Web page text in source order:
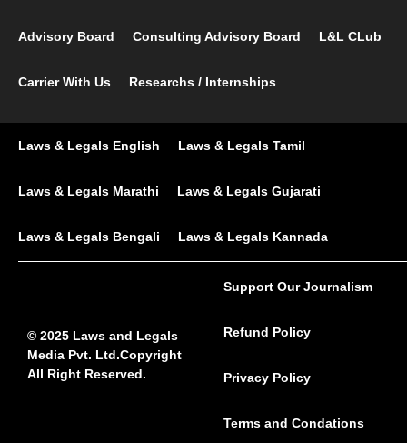
Advisory Board Consulting Advisory Board L&L CLub
Carrier With Us Researchs / Internships
Laws & Legals English Laws & Legals Tamil
Laws & Legals Marathi Laws & Legals Gujarati
Laws & Legals Bengali Laws & Legals Kannada
© 2025 Laws and Legals
Media Pvt. Ltd.Copyright
All Right Reserved.
Support Our Journalism
Refund Policy
Privacy Policy
Terms and Condations